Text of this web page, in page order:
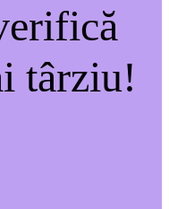
târziu!